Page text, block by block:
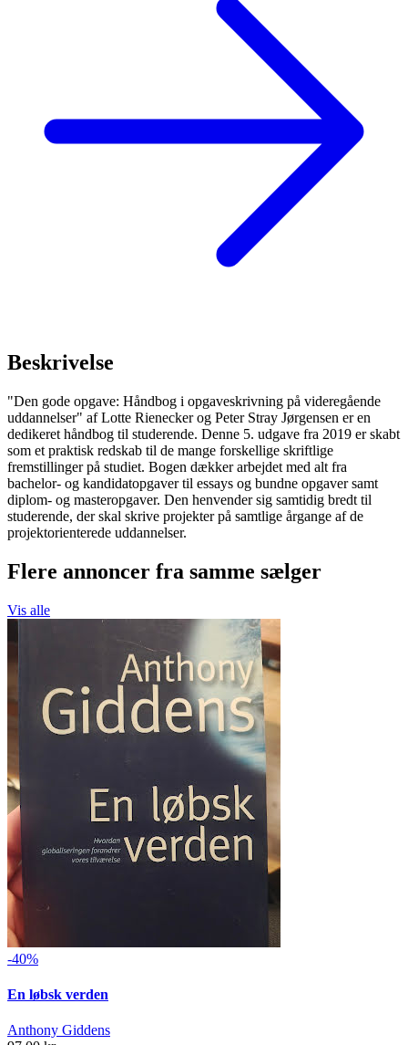
Beskrivelse
"Den gode opgave: Håndbog i opgaveskrivning på videregående
uddannelser" af Lotte Rienecker og Peter Stray Jørgensen er en
dedikeret håndbog til studerende. Denne 5. udgave fra 2019 er skabt
som et praktisk redskab til de mange forskellige skriftlige
fremstillinger på studiet. Bogen dækker arbejdet med alt fra
bachelor- og kandidatopgaver til essays og bundne opgaver samt
diplom- og masteropgaver. Den henvender sig samtidig bredt til
studerende, der skal skrive projekter på samtlige årgange af de
projektorienterede uddannelser.
Flere annoncer fra samme sælger
Vis alle
-40%
En løbsk verden
Anthony Giddens